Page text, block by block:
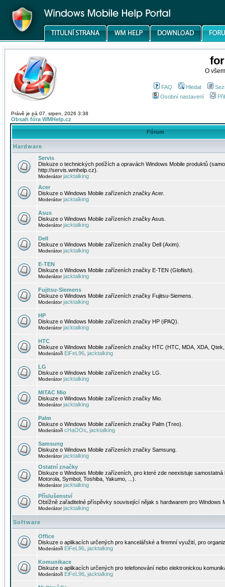
O
FAQ Hledat
Osobní nastavení
Právě je pá 07. srpen, 2026 3:38
Obsah fóra WMHelp.cz
Fórum
Hardware
Servis
Diskuze o technických potížích a opravách Windows Mobile produktů
http://servis.wmhelp.cz).
Moderátorjacktalking
Acer
Diskuze o Windows Mobile zařízeních značky Acer.
Moderátorjacktalking
Asus
Diskuze o Windows Mobile zařízeních značky Asus.
Moderátorjacktalking
Dell
Diskuze o Windows Mobile zařízeních značky Dell (Axim).
Moderátorjacktalking
E-TEN
Diskuze o Windows Mobile zařízeních značky E-TEN (Glofiish).
Moderátorjacktalking
Fujitsu-Siemens
Diskuze o Windows Mobile zařízeních značky Fujitsu-Siemens.
Moderátorjacktalking
HP
Diskuze o Windows Mobile zařízeních značky HP (iPAQ).
Moderátorjacktalking
HTC
Diskuze o Windows Mobile zařízeních značky HTC (HTC, MDA, XDA,
Moderátoři EiFeL96 jacktalking
LG
Diskuze o Windows Mobile zařízeních značky LG.
Moderátorjacktalking
MiTAC Mio
Diskuze o Windows Mobile zařízeních značky Mio.
Moderátorjacktalking
Palm
Diskuze o Windows Mobile zařízeních značky Palm (Treo).
Moderátoři cHaOOs jacktalking
Samsung
Diskuze o Windows Mobile zařízeních značky Samsung.
Moderátorjacktalking
Ostatní značky
Diskuze o Windows Mobile zařízeních, pro které zde neexistuje
Motorola, Symbol, Toshiba, Yakumo, ...).
Moderátorjacktalking
Příslušenství
Obtížně zařaditelné příspěvky související nějak s hardwarem pro Windows
Moderátorjacktalking
Software
Office
Diskuze o aplikacích určených pro kancelářské a firemní využití, pro
Moderátoři EiFeL96 jacktalking
Komunikace
Diskuze o aplikacích určených pro telefonování nebo elektronickou
Moderátoři EiFeL96 jacktalking